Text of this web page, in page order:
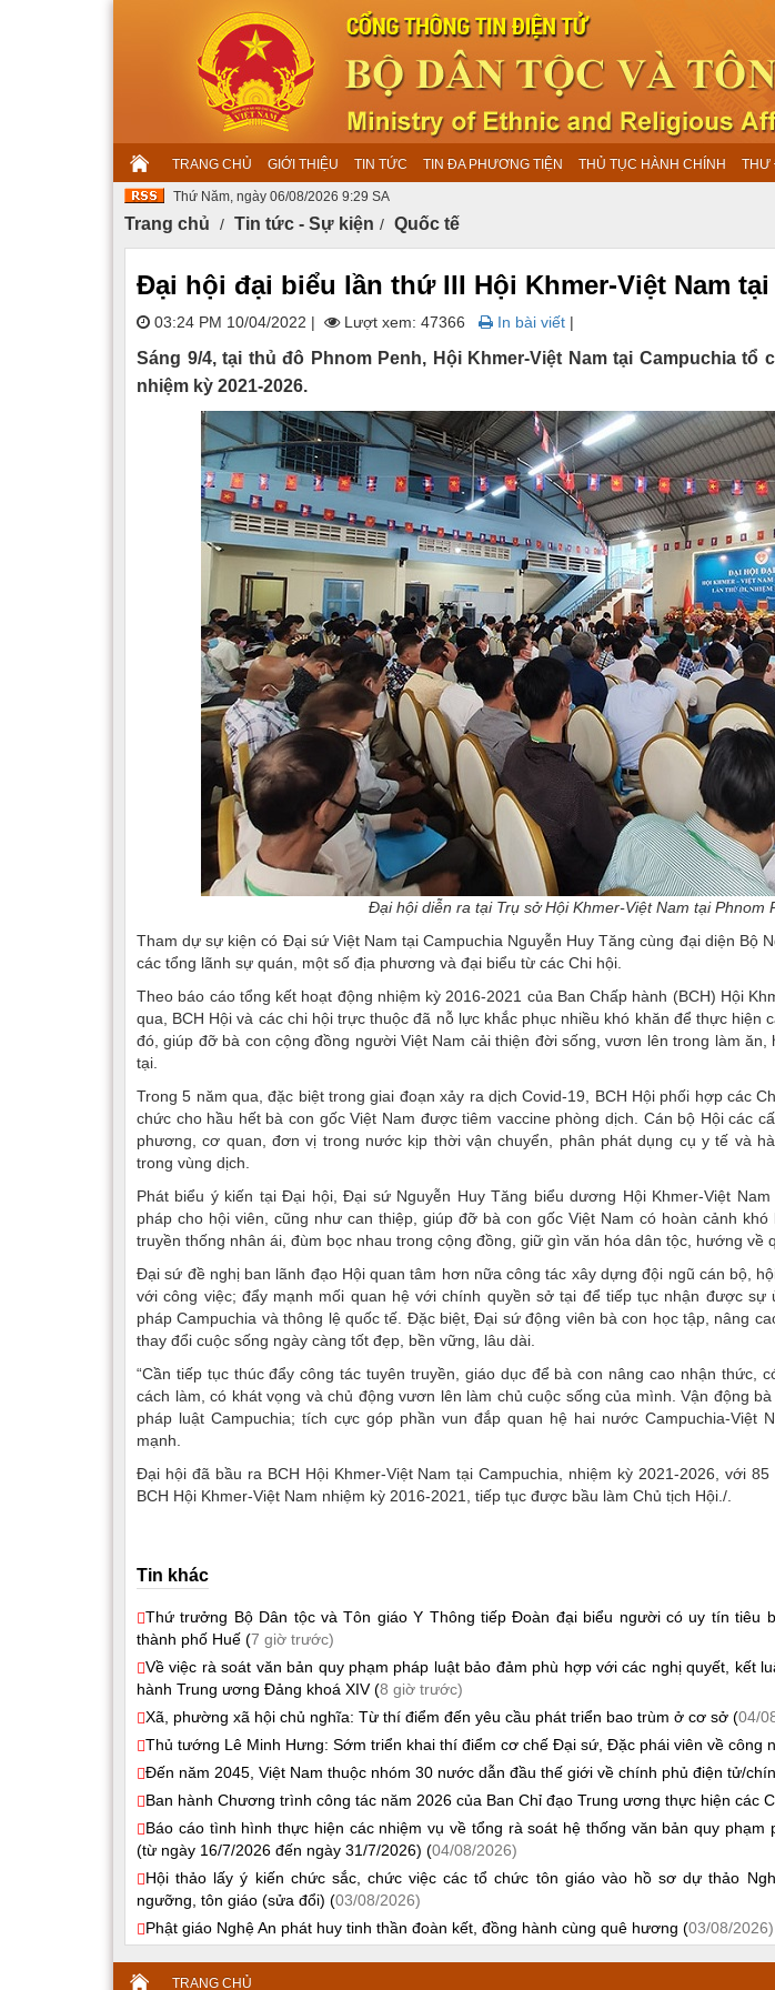
TRANG CHỦ GIỚI THIỆU TIN TỨC TIN ĐA PHƯƠNG TIỆN THỦ TỤC HÀNH CHÍNH THƯ
Thứ Năm, ngày 06/08/2026 9:29 SA
Trang chủ Tin tức - Sự kiện Quốc tế
Đại hội đại biểu lần thứ III Hội Khmer-Việt Nam
03:24 PM 10/04/2022 | Lượt xem: 47366 In bài viết |
Sáng 9/4, tại thủ đô Phnom Penh, Hội Khmer-Việt Nam tại Campuchia
nhiệm kỳ 2021-2026.
Đại hội diễn ra tại Trụ sở Hội Khmer-Việt Nam tại Phnom
Tham dự sự kiện có Đại sứ Việt Nam tại Campuchia Nguyễn Huy Tăng cùng đại diện Bộ
các tổng lãnh sự quán, một số địa phương và đại biểu từ các Chi hội.
Theo báo cáo tổng kết hoạt động nhiệm kỳ 2016-2021 của Ban Chấp hành (BCH) Hội
qua, BCH Hội và các chi hội trực thuộc đã nỗ lực khắc phục nhiều khó khăn để thực hiện
đó, giúp đỡ bà con cộng đồng người Việt Nam cải thiện đời sống, vươn lên trong làm
tại.
Trong 5 năm qua, đặc biệt trong giai đoạn xảy ra dịch Covid-19, BCH Hội phối hợp các
chức cho hầu hết bà con gốc Việt Nam được tiêm vaccine phòng dịch. Cán bộ Hội các
phương, cơ quan, đơn vị trong nước kịp thời vận chuyển, phân phát dụng cụ y tế và
trong vùng dịch.
Phát biểu ý kiến tại Đại hội, Đại sứ Nguyễn Huy Tăng biểu dương Hội Khmer-Việt
pháp cho hội viên, cũng như can thiệp, giúp đỡ bà con gốc Việt Nam có hoàn cảnh
truyền thống nhân ái, đùm bọc nhau trong cộng đồng, giữ gìn văn hóa dân tộc, hướng về
Đại sứ đề nghị ban lãnh đạo Hội quan tâm hơn nữa công tác xây dựng đội ngũ cán bộ,
với công việc; đẩy mạnh mối quan hệ với chính quyền sở tại để tiếp tục nhận được
pháp Campuchia và thông lệ quốc tế. Đặc biệt, Đại sứ động viên bà con học tập, nâng
thay đổi cuộc sống ngày càng tốt đẹp, bền vững, lâu dài.
“Cần tiếp tục thúc đẩy công tác tuyên truyền, giáo dục để bà con nâng cao nhận thức,
cách làm, có khát vọng và chủ động vươn lên làm chủ cuộc sống của mình. Vận động
pháp luật Campuchia; tích cực góp phần vun đắp quan hệ hai nước Campuchia-Việt
mạnh.
Đại hội đã bầu ra BCH Hội Khmer-Việt Nam tại Campuchia, nhiệm kỳ 2021-2026, với
BCH Hội Khmer-Việt Nam nhiệm kỳ 2016-2021, tiếp tục được bầu làm Chủ tịch Hội./.
Tin khác
Thứ trưởng Bộ Dân tộc và Tôn giáo Y Thông tiếp Đoàn đại biểu người có uy tín tiêu
thành phố Huế (7 giờ trước)
Về việc rà soát văn bản quy phạm pháp luật bảo đảm phù hợp với các nghị quyết, kết
hành Trung ương Đảng khoá XIV (8 giờ trước)
Xã, phường xã hội chủ nghĩa: Từ thí điểm đến yêu cầu phát triển bao trùm ở cơ sở (04/
Thủ tướng Lê Minh Hưng: Sớm triển khai thí điểm cơ chế Đại sứ, Đặc phái viên về công
Đến năm 2045, Việt Nam thuộc nhóm 30 nước dẫn đầu thế giới về chính phủ điện tử/
Ban hành Chương trình công tác năm 2026 của Ban Chỉ đạo Trung ương thực hiện các
Báo cáo tình hình thực hiện các nhiệm vụ về tổng rà soát hệ thống văn bản quy phạm
(từ ngày 16/7/2026 đến ngày 31/7/2026) (04/08/2026)
Hội thảo lấy ý kiến chức sắc, chức việc các tổ chức tôn giáo vào hồ sơ dự thảo
ngưỡng, tôn giáo (sửa đổi) (03/08/2026)
Phật giáo Nghệ An phát huy tinh thần đoàn kết, đồng hành cùng quê hương (03/08/2026)
TRANG CHỦ